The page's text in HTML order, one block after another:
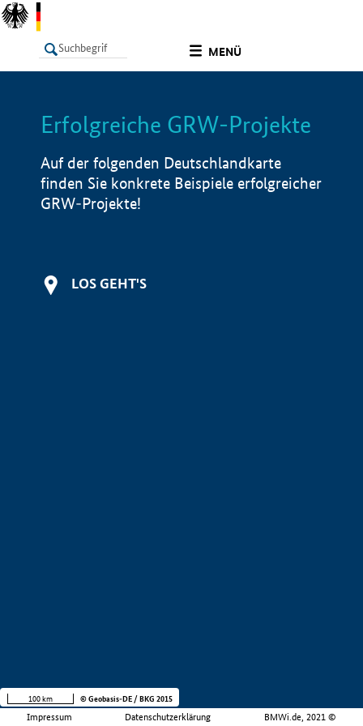
MENÜ
LISTE Info
Erfolgreiche GRW-Projekte
Auf der folgenden Deutschlandkarte
finden Sie konkrete Beispiele erfolgreicher
GRW-Projekte!
LOS GEHT'S
Impressum Datenschutzerklärung BMWi.de, 2021 ©
100 km © Geobasis-DE / BKG 2015